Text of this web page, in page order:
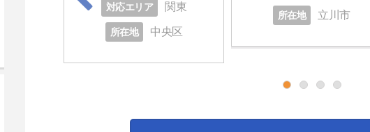
対応エリア 関東
所在地 中央区
所在地 立川市